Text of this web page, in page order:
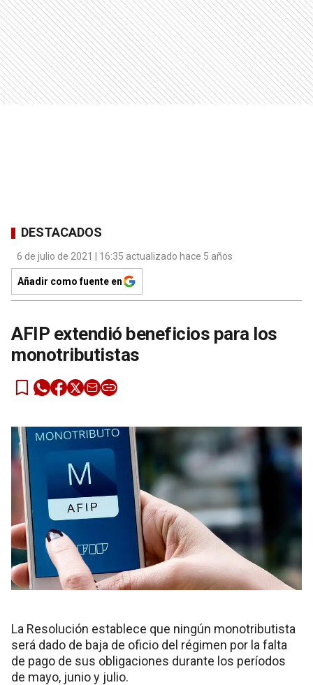
DESTACADOS
6 de julio de 2021 | 16:35 actualizado hace 5 años
Añadir como fuente en
AFIP extendió beneficios para los
monotributistas
La Resolución establece que ningún monotributista
será dado de baja de oficio del régimen por la falta
de pago de sus obligaciones durante los períodos
de mayo, junio y julio.